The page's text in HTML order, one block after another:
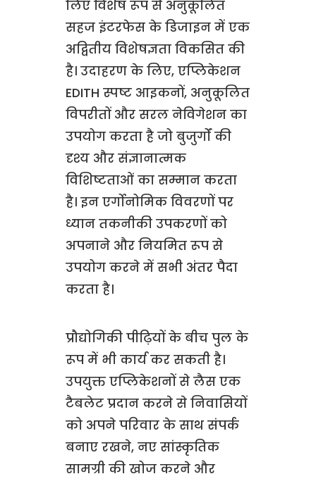
लिए विशेष रूप से अनुकूलित
सहज इंटरफेस के डिजाइन में एक
अद्वितीय विशेषज्ञता विकसित की
है। उदाहरण के लिए, एप्लिकेशन
EDITH स्पष्ट आइकनों, अनुकूलित
विपरीतों और सरल नेविगेशन का
उपयोग करता है जो बुजुर्गों की
दृश्य और संज्ञानात्मक
विशिष्टताओं का सम्मान करता
है। इन एर्गोनोमिक विवरणों पर
ध्यान तकनीकी उपकरणों को
अपनाने और नियमित रूप से
उपयोग करने में सभी अंतर पैदा
करता है।
प्रौद्योगिकी पीढ़ियों के बीच पुल के
रूप में भी कार्य कर सकती है।
उपयुक्त एप्लिकेशनों से लैस एक
टैबलेट प्रदान करने से निवासियों
को अपने परिवार के साथ संपर्क
बनाए रखने, नए सांस्कृतिक
सामग्री की खोज करने और